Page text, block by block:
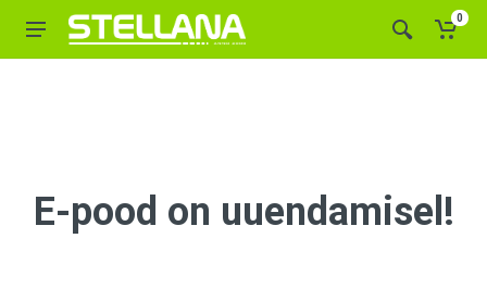
0
E-pood on uuendamisel!